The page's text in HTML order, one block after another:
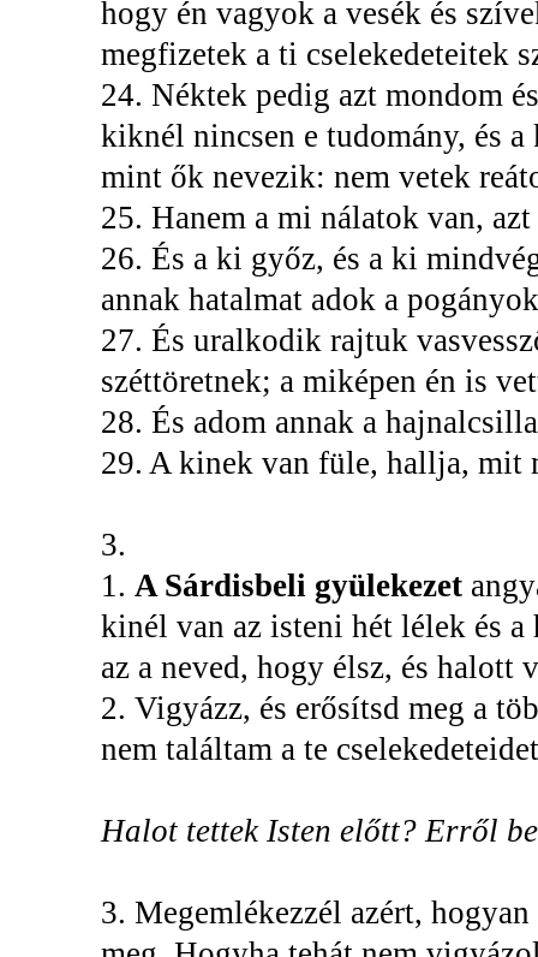
hogy én vagyok a vesék és
megfizetek a ti cselekedeteitek
24. Néktek pedig azt mondom
kiknél nincsen e tudomány, és
mint ők nevezik: nem vetek
25. Hanem a mi nálatok van,
26. És a ki győz, és a ki
annak hatalmat adok a
27. És uralkodik rajtuk
széttöretnek; a miképen én is
28. És adom annak a
29. A kinek van füle, hallja, mit
3.
1. A Sárdisbeli gyülekezet
kinél van az isteni hét lélek és
az a neved, hogy élsz, és halott
2. Vigyázz, és erősítsd meg a
nem találtam a te
Halot tettek Isten előtt? Erről
3. Megemlékezzél azért,